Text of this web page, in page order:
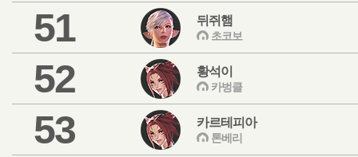
51 뒤쥐햄
초코보
52 황석이
카벙클
53 카르테피아
톤베리